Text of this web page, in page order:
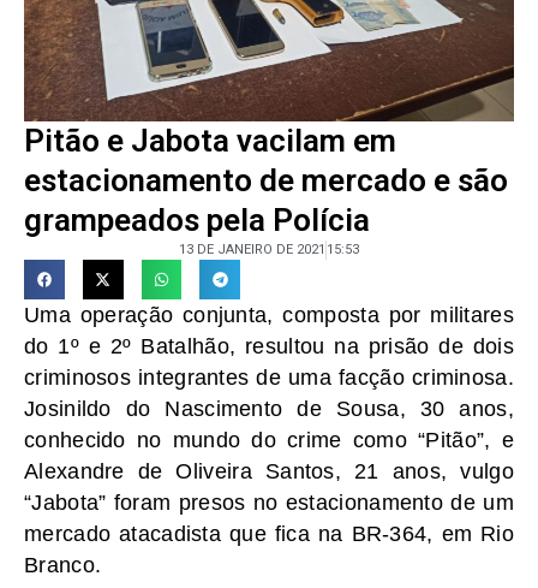
Pitão e Jabota vacilam em
estacionamento de mercado e são
grampeados pela Polícia
13 DE JANEIRO DE 2021 15:53
Uma operação conjunta, composta por militares
do 1º e 2º Batalhão, resultou na prisão de dois
criminosos integrantes de uma facção criminosa.
Josinildo do Nascimento de Sousa, 30 anos,
conhecido no mundo do crime como “Pitão”, e
Alexandre de Oliveira Santos, 21 anos, vulgo
“Jabota” foram presos no estacionamento de um
mercado atacadista que fica na BR-364, em Rio
Branco.